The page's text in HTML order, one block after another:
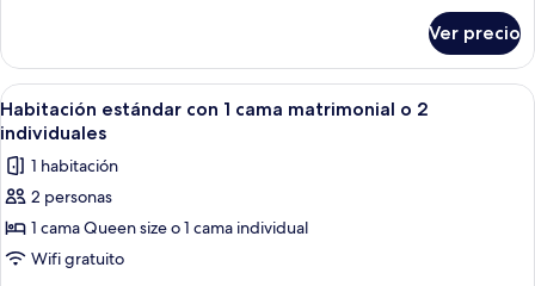
triple
estándar
Ver precio
Abrir
todas
las
fotos
de
Habitación
estándar
Cortinas blackout, tabla de planchar
1
Habitación estándar con 1 cama matrimonial o 2
individuales
1 habitación
2 personas
1 cama Queen size o 1 cama individual
Wifi gratuito